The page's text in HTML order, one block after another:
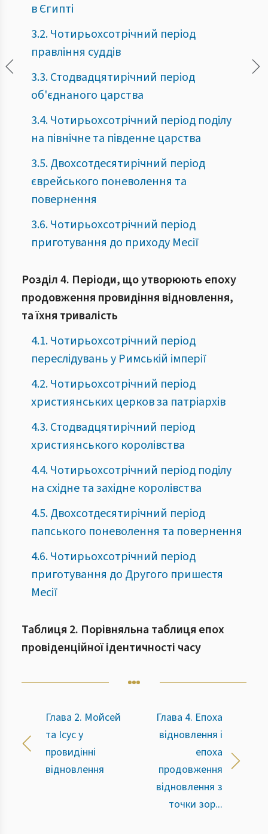
в Єгипті
3.2. Чотирьохсотрічний період
правління суддів
3.3. Стодвадцятирічний період
об'єднаного царства
3.4. Чотирьохсотрічний період поділу
на північне та південне царства
3.5. Двохсотдесятирічний період
єврейського поневолення та
повернення
3.6. Чотирьохсотрічний період
приготування до приходу Месії
Розділ 4. Періоди, що утворюють епоху
продовження провидіння відновлення,
та їхня тривалість
4.1. Чотирьохсотрічний період
переслідувань у Римській імперії
4.2. Чотирьохсотрічний період
християнських церков за патріархів
4.3. Стодвадцятирічний період
християнського королівства
4.4. Чотирьохсотрічний період поділу
на східне та західне королівства
4.5. Двохсотдесятирічний період
папського поневолення та повернення
4.6. Чотирьохсотрічний період
приготування до Другого пришестя
Месії
Таблиця 2. Порівняльна таблиця епох
провіденційної ідентичності часу
Глава 2. Мойсей
та Ісус у
провидінні
відновлення
Глава 4. Епоха
відновлення і
епоха
продовження
відновлення з
точки зор...